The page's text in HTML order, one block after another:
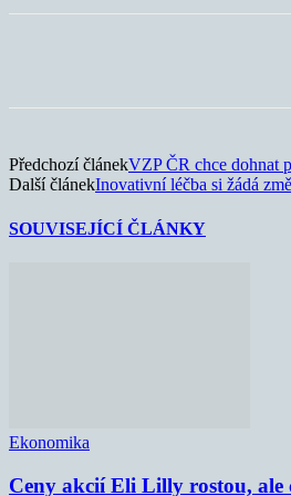
Předchozí článekVZP ČR chce dohnat
Další článekInovativní léčba si žádá
SOUVISEJÍCÍ ČLÁNKY
Ekonomika
Ceny akcií Eli Lilly rostou,